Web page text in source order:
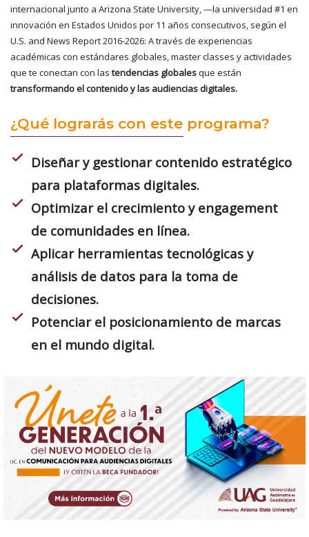
internacional junto a Arizona State University, —la universidad #1 en
innovación en Estados Unidos por 11 años consecutivos, según el
U.S. and News Report 2016-2026: A través de experiencias
académicas con estándares globales, master classes y actividades
que te conectan con lastendencias globalesque están
transformando el contenido y las audiencias digitales.
¿Qué lograrás con este programa?
check
Diseñar y gestionar contenido estratégico
para plataformas digitales.
check Optimizar el crecimiento y engagement
de comunidades en línea.
check Aplicar herramientas tecnológicasy
análisis de datos para la toma de
decisiones.
check Potenciar el posicionamiento de marcas
en el mundo digital.